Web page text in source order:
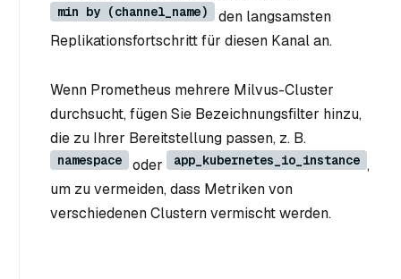
min by (channel_name)
den langsamsten
Replikationsfortschritt für diesen Kanal an.
Wenn Prometheus mehrere Milvus-Cluster
durchsucht, fügen Sie Bezeichnungsfilter hinzu,
die zu Ihrer Bereitstellung passen, z. B.
namespace oder app_kubernetes_io_instance ,
um zu vermeiden, dass Metriken von
verschiedenen Clustern vermischt werden.